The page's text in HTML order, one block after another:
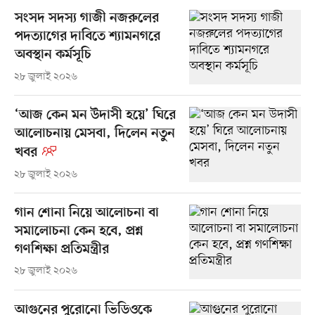
সংসদ সদস্য গাজী নজরুলের
পদত্যাগের দাবিতে শ্যামনগরে
অবস্থান কর্মসূচি
২৮ জুলাই ২০২৬
‘আজ কেন মন উদাসী হয়ে’ ঘিরে
আলোচনায় মেসবা, দিলেন নতুন
খবর
২৮ জুলাই ২০২৬
গান শোনা নিয়ে আলোচনা বা
সমালোচনা কেন হবে, প্রশ্ন
গণশিক্ষা প্রতিমন্ত্রীর
২৮ জুলাই ২০২৬
আগুনের পুরোনো ভিডিওকে